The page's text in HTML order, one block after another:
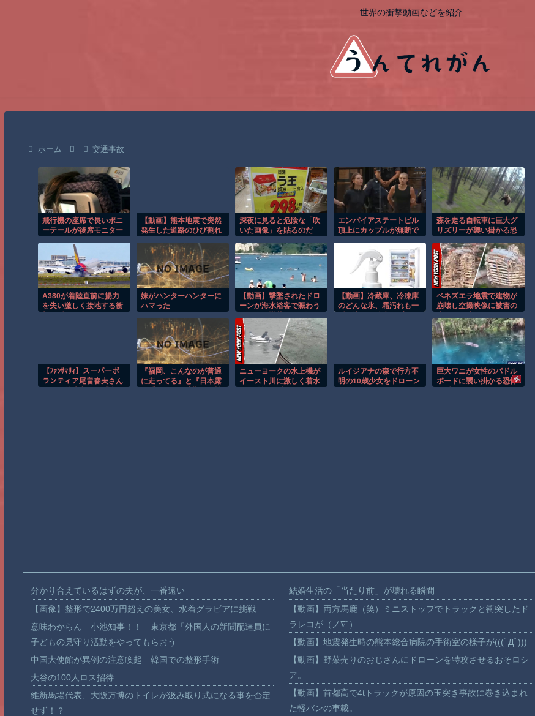
世界の衝撃動画などを紹介
ホーム 交通事故
飛行機の座席で長いポニ
ーテールが後席モニター
【動画】熊本地震で突然
発生した道路のひび割れ
コー運輸。
深夜に見ると危険な「吹
いた画像」を貼るのだ
エンパイアステートビル
頂上にカップルが無断で
森を走る自転車に巨大グ
リズリーが襲い掛かる恐
A380が着陸直前に揚力
を失い激しく接地する衝
妹がハンターハンターに
ハマった
【動画】撃墜されたドロ
ーンが海水浴客で賑わう
亡。
【動画】冷蔵庫、冷凍庫
のどんな氷、霜汚れも一
ベネズエラ地震で建物が
崩壊し空撮映像に被害の
【ﾌｧﾝｻﾏﾘｨ】スーパーボ
ランティア尾畠春夫さん
『福岡、こんなのが普通
に走ってる』と『日本露
ニューヨークの水上機が
イースト川に激しく着水
ルイジアナの森で行方不
明の10歳少女をドローン
巨大ワニが女性のパドル
ボードに襲い掛かる恐怖
分かり合えているはずの夫が、一番遠い
【画像】整形で2400万円超えの美女、水着グラビアに挑戦
意味わからん 小池知事！！ 東京都「外国人の新聞配達員に
子どもの見守り活動をやってもらおう
中国大使館が異例の注意喚起 韓国での整形手術
大谷の100人ロス招待
維新馬場代表、大阪万博のトイレが汲み取り式になる事を否定
せず！？
結婚生活の「当たり前」が壊れる瞬間
【動画】両方馬鹿（笑）ミニストップでトラックと衝突したド
ラレコが（ノ∇`）
【動画】地震発生時の熊本総合病院の手術室の様子が(((ﾟДﾟ)))
【動画】野菜売りのおじさんにドローンを特攻させるおそロシ
ア。
【動画】首都高で4tトラックが原因の玉突き事故に巻き込まれ
た軽バンの車載。